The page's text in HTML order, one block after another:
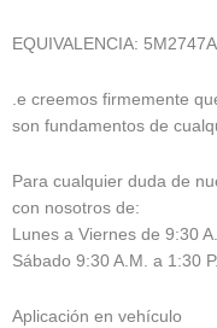
EQUIVALENCIA:
.e creemos firmemente
son fundamentos de
Para cualquier duda de
con nosotros de:
Lunes a Viernes de 9:30
Sábado 9:30 A.M. a 1:30
Aplicación en vehículo